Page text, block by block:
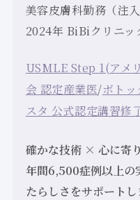
美容皮膚科勤務（注
2024年 BiBiクリニッ
USMLE Step 1(アメ
会 認定産業医/ボト
スタ 公式認定講習修
確かな技術 × 心に寄
年間6,500症例以上の
たらしさをサポートし